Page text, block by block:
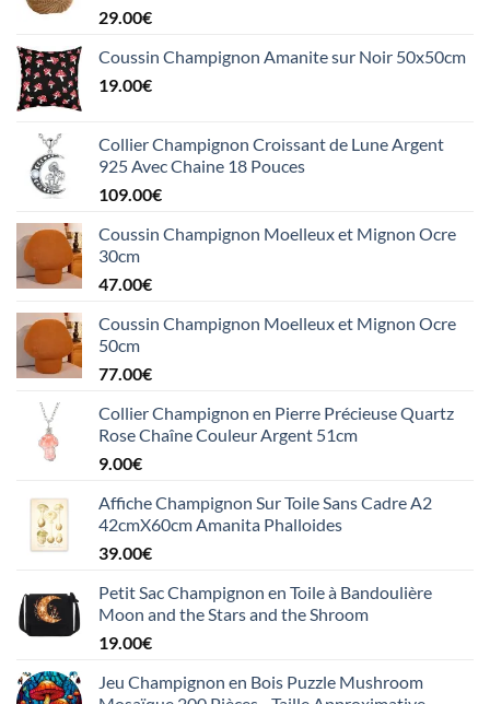
29.00€
Coussin Champignon Amanite sur Noir 50x50cm
19.00€
Collier Champignon Croissant de Lune Argent
925 Avec Chaine 18 Pouces
109.00€
Coussin Champignon Moelleux et Mignon Ocre
30cm
47.00€
Coussin Champignon Moelleux et Mignon Ocre
50cm
77.00€
Collier Champignon en Pierre Précieuse Quartz
Rose Chaîne Couleur Argent 51cm
9.00€
Affiche Champignon Sur Toile Sans Cadre A2
42cmX60cm Amanita Phalloides
39.00€
Petit Sac Champignon en Toile à Bandoulière
Moon and the Stars and the Shroom
19.00€
Jeu Champignon en Bois Puzzle Mushroom